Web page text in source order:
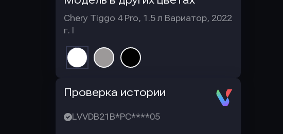
Chery Tiggo 4 Pro, 1.5 л Вариатор, 2022
г. I
Проверка истории
LVVDB21B*PC****05